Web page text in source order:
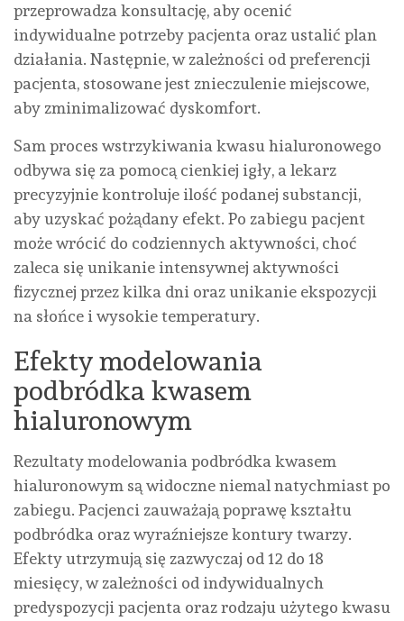
przeprowadza konsultację, aby ocenić
indywidualne potrzeby pacjenta oraz ustalić plan
działania. Następnie, w zależności od preferencji
pacjenta, stosowane jest znieczulenie miejscowe,
aby zminimalizować dyskomfort.
Sam proces wstrzykiwania kwasu hialuronowego
odbywa się za pomocą cienkiej igły, a lekarz
precyzyjnie kontroluje ilość podanej substancji,
aby uzyskać pożądany efekt. Po zabiegu pacjent
może wrócić do codziennych aktywności, choć
zaleca się unikanie intensywnej aktywności
fizycznej przez kilka dni oraz unikanie ekspozycji
na słońce i wysokie temperatury.
Efekty modelowania
podbródka kwasem
hialuronowym
Rezultaty modelowania podbródka kwasem
hialuronowym są widoczne niemal natychmiast po
zabiegu. Pacjenci zauważają poprawę kształtu
podbródka oraz wyraźniejsze kontury twarzy.
Efekty utrzymują się zazwyczaj od 12 do 18
miesięcy, w zależności od indywidualnych
predyspozycji pacjenta oraz rodzaju użytego kwasu